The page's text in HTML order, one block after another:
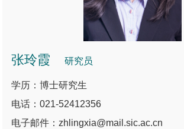
张玲霞 研究员
学历：博士研究生
电话：021-52412356
电子邮件：zhlingxia@mail.sic.ac.cn